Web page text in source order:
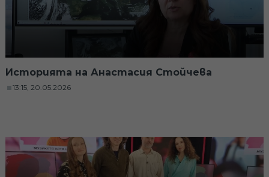
Историята на Анастасия Стойчева
13:15, 20.05.2026